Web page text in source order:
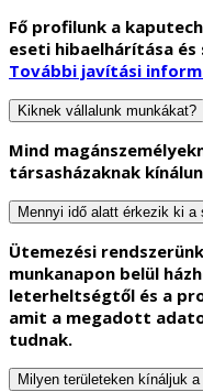
Fő profilunk a
eseti hibaelhárítása és
További javítási
Kiknek vállalunk munkákat?
Mind
társasházaknak
Mennyi idő alatt érkezik ki a
Ütemezési
munkanapon belül
leterheltségtől és a
amit a megadott
tudnak.
Milyen területeken kínáljuk